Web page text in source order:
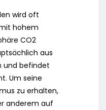
wird oft
hohem
CO2
aus
und befindet
Um seine
zu erhalten,
anderem auf